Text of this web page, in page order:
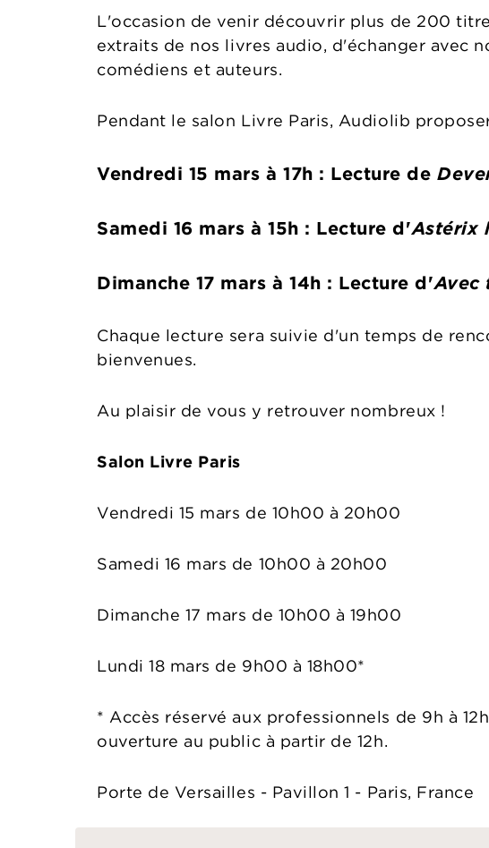
L'occasion de venir découvrir plus de 200
extraits de nos livres audio, d'échanger avec
comédiens et auteurs.
Pendant le salon Livre Paris, Audiolib
Vendredi 15 mars à 17h : Lecture de
Samedi 16 mars à 15h : Lecture d'Astérix
Dimanche 17 mars à 14h : Lecture d'Avec
Chaque lecture sera suivie d'un temps de
bienvenues.
Au plaisir de vous y retrouver nombreux !
Salon Livre Paris
Vendredi 15 mars de 10h00 à 20h00
Samedi 16 mars de 10h00 à 20h00
Dimanche 17 mars de 10h00 à 19h00
Lundi 18 mars de 9h00 à 18h00*
* Accès réservé aux professionnels de 9h à
ouverture au public à partir de 12h.
Porte de Versailles - Pavillon 1 - Paris, France